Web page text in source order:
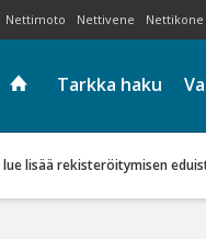
Nettimoto Nettivene Nettikone
Tarkka haku
lue lisää rekisteröitymisen